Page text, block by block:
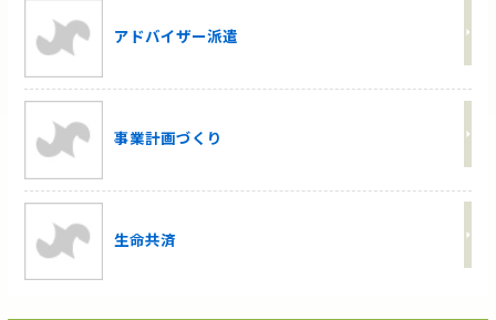
アドバイザー派遣
事業計画づくり
生命共済